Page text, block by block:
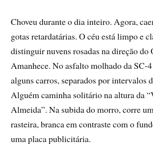
Choveu durante o dia inteiro. Agora,
gotas retardatárias. O céu está limpo e
distinguir nuvens rosadas na direção do
Amanhece. No asfalto molhado da SC-
alguns carros, separados por intervalos
Alguém caminha solitário na altura da
Almeida”. Na subida do morro, corre
rasteira, branca em contraste com o
uma placa publicitária.